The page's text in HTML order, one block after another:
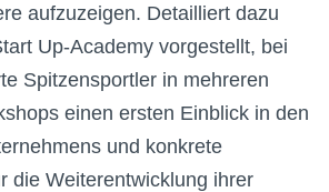
aufzuzeigen. Detailliert dazu
Up-Academy vorgestellt, bei
Spitzensportler in mehreren
einen ersten Einblick in den
und konkrete
die Weiterentwicklung ihrer